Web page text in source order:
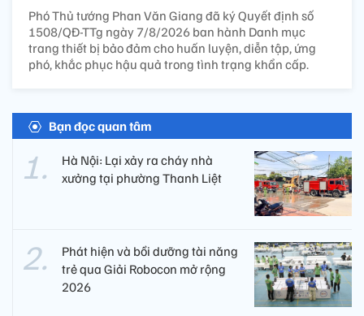
Phó Thủ tướng Phan Văn Giang đã ký Quyết định số
1508/QĐ-TTg ngày 7/8/2026 ban hành Danh mục
trang thiết bị bảo đảm cho huấn luyện, diễn tập, ứng
phó, khắc phục hậu quả trong tình trạng khẩn cấp.
Bạn đọc quan tâm
Hà Nội: Lại xảy ra cháy nhà
xưởng tại phường Thanh Liệt
Phát hiện và bồi dưỡng tài năng
trẻ qua Giải Robocon mở rộng
2026